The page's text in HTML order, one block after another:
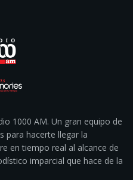
1000 AM. Un gran equipo de
para hacerte llegar la
en tiempo real al alcance de
imparcial que hace de la